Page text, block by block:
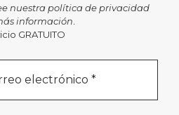
nuestra política de privacidad
información
GRATUITO